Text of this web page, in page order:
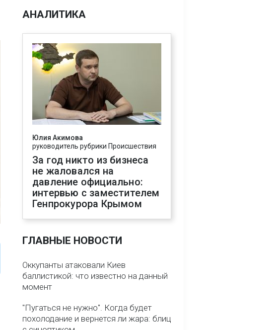
АНАЛИТИКА
Юлия Акимова
руководитель рубрики Происшествия
За год никто из бизнеса
не жаловался на
давление официально:
интервью с заместителем
Генпрокурора Крымом
ГЛАВНЫЕ НОВОСТИ
Оккупанты атаковали Киев
баллистикой: что известно на данный
момент
"Пугаться не нужно". Когда будет
похолодание и вернется ли жара: блиц